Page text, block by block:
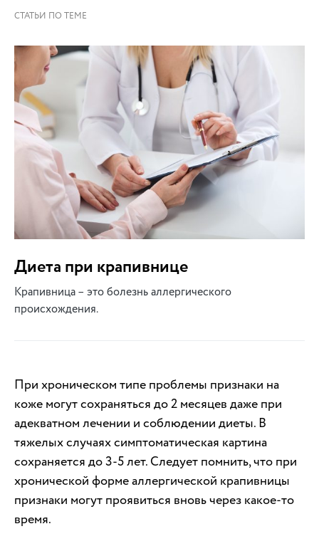
Диета при крапивнице
Крапивница – это болезнь аллергического
происхождения.
При хроническом типе проблемы признаки на
коже могут сохраняться до 2 месяцев даже при
адекватном лечении и соблюдении диеты. В
тяжелых случаях симптоматическая картина
сохраняется до 3-5 лет. Следует помнить, что при
хронической форме аллергической крапивницы
признаки могут проявиться вновь через какое-то
время.